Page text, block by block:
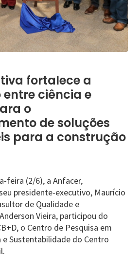
fortalece a
ciência e
o
de soluções
para a construção
feira (2/6), a Anfacer,
presidente-executivo, Maurício
de Qualidade e
Vieira, participou do
o Centro de Pesquisa em
e Sustentabilidade do Centro